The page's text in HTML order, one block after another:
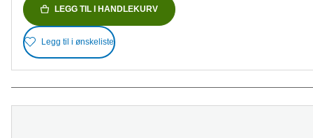
LEGG TIL I HANDLEKURV
Legg til i ønskeliste